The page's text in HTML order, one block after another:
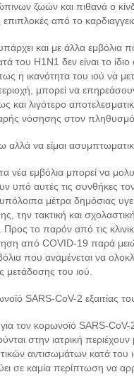
ζωών και πιθανά ο
από το
και με άλλα εμβόλια
του H1N1 δεν είναι το
η ικανότητα του ιού να
μπορεί να
και λιγότερο
νόσησης στον
να είμαι
νέα εμβόλια μπορεί να
αυτές τις συνθήκες τον
μέτρα δημόσιας
τακτική και σχολαστική
το παρόν από τις
από COVID-19 παρά
που αναμένεται να
μετάδοσης του ιού.
SARS-CoV-2 εξαιτίας
τον κορωνοϊό SARS-
στην ιατρική
αντισωμάτων κατά του
σε καμία περίπτωση να